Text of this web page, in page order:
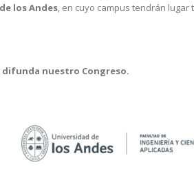
los Andes, en cuyo campus tendrán lugar
difunda nuestro Congreso.